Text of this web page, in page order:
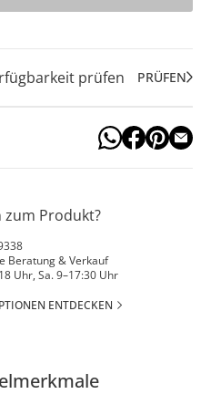
prüfen PRÜFEN
zum Produkt?
Beratung & Verkauf
Uhr, Sa. 9–17:30 Uhr
ENTDECKEN